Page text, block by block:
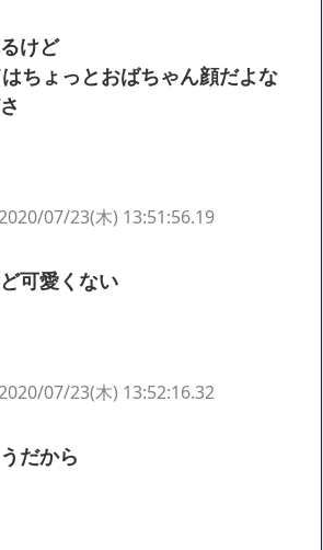
けど
ちょっとおばちゃん顔だよな
07/23(木) 13:51:56.19
可愛くない
07/23(木) 13:52:16.32
だから